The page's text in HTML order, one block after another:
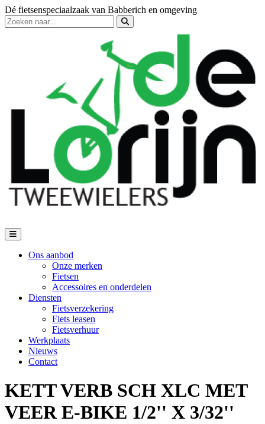
Dé fietsenspeciaalzaak van Babberich en omgeving
Ons aanbod
Onze merken
Fietsen
Accessoires en onderdelen
Diensten
Fietsverzekering
Fiets leasen
Fietsverhuur
Werkplaats
Nieuws
Contact
KETT VERB SCH XLC MET
VEER E-BIKE 1/2'' X 3/32''